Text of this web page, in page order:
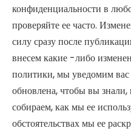
конфиденциальности в
проверяйте ее часто.
силу сразу после
внесем какие -либо
политики, мы уведомим вас
обновлена, чтобы вы
собираем, как мы ее
обстоятельствах мы ее